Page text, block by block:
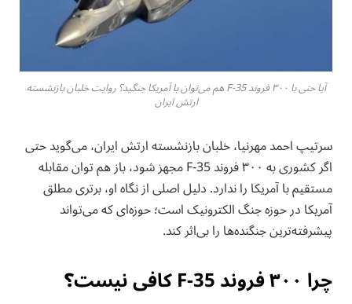
آیا حتی با ۳۰۰ فروند F-35 هم می‌توان با آمریکا جنگید؟ روایت خلبان بازنشسته
ارتش ایران
سرتیپ احمد مهرنیا، خلبان بازنشسته ارتش ایران، می‌گوید حتی
اگر کشوری به ۳۰۰ فروند F-35 مجهز شود، باز هم توان مقابله
مستقیم با آمریکا را ندارد. دلیل اصلی از نگاه او، برتری مطلق
آمریکا در حوزه جنگ الکترونیک است؛ حوزه‌ای که می‌تواند
پیشرفته‌ترین جنگنده‌ها را بی‌اثر کند.
چرا ۳۰۰ فروند F-35 کافی نیست؟